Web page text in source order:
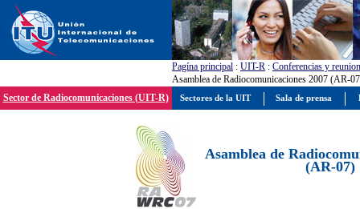
Pagína principal : UIT-R : Conferencias y
Asamblea de Radiocomunicaciones 2007 (AR-
Sector de Radiocomunicaciones (UIT-R)
Asamblea de
(AR-07)
Sectores de la UIT Sala de prensa